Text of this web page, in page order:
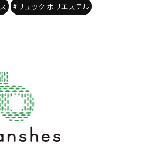
#リュック ポリエステル